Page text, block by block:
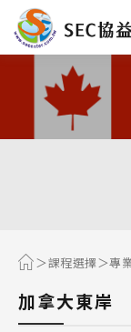
熱門搜尋：
課程選擇 專
加拿大東岸